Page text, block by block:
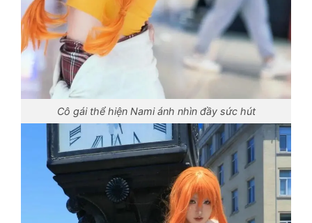
Cô gái thể hiện Nami ánh nhìn đầy sức hút